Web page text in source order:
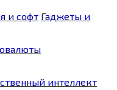
и софт Гаджеты и
интеллект